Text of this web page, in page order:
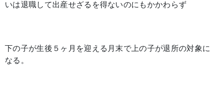
いは退職して出産せざるを得ないのにもかかわらず
下の子が生後５ヶ月を迎える月末で上の子が退所の対象に
なる。